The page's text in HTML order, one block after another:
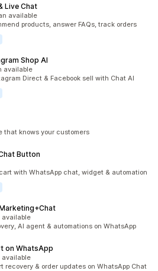
Live Chat
available
products, answer FAQs, track orders
Shop AI
available
Direct & Facebook sell with Chat AI
that knows your customers
Button
with WhatsApp chat, widget & automation
available
AI agent & automations on WhatsApp
on WhatsApp
available
recovery & order updates on WhatsApp Chat